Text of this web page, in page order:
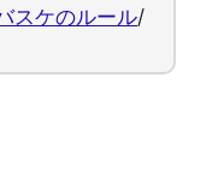
スケのルール/